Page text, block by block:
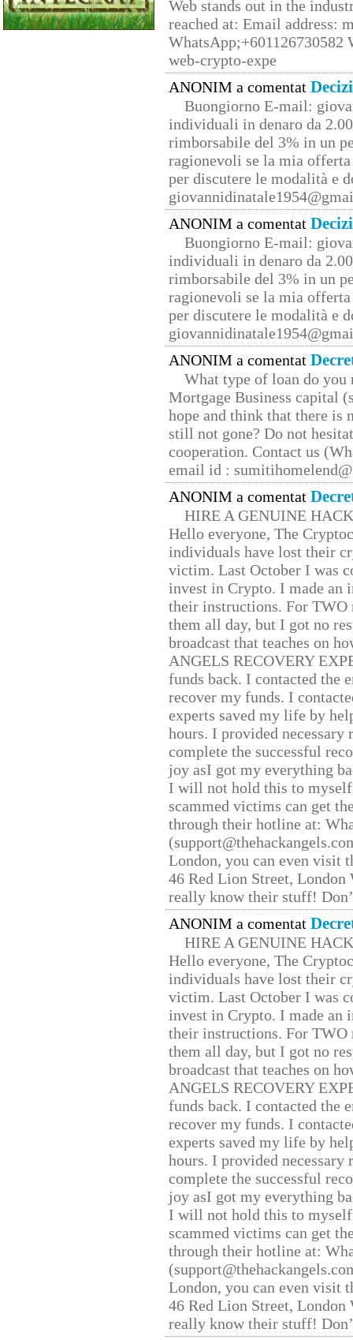
Web stands out in the
reached at: Email address:
web-crypto-expe
ANONIM a comentat
Buongiorno E-mail:
individuali in denaro da
rimborsabile del 3% in un
ragionevoli se la mia
per discutere le modalità e
ANONIM a comentat
Buongiorno E-mail:
individuali in denaro da
rimborsabile del 3% in un
ragionevoli se la mia
per discutere le modalità e
ANONIM a comentat
What type of loan do you
Mortgage Business capital
hope and think that there is
still not gone? Do not
cooperation. Contact us
email id :
ANONIM a comentat
HIRE A GENUINE
Hello everyone, The
individuals have lost their
victim. Last October I was
invest in Crypto. I made
their instructions. For TWO
them all day, but I got no
broadcast that teaches on
ANGELS RECOVERY
funds back. I contacted the
recover my funds. I
experts saved my life by
hours. I provided
complete the successful
joy asI got my everything
I will not hold this to
scammed victims can get
through their hotline at:
London, you can even visit
46 Red Lion Street, London
really know their stuff!
ANONIM a comentat
HIRE A GENUINE
Hello everyone, The
individuals have lost their
victim. Last October I was
invest in Crypto. I made
their instructions. For TWO
them all day, but I got no
broadcast that teaches on
ANGELS RECOVERY
funds back. I contacted the
recover my funds. I
experts saved my life by
hours. I provided
complete the successful
joy asI got my everything
I will not hold this to
scammed victims can get
through their hotline at:
London, you can even visit
46 Red Lion Street, London
really know their stuff!